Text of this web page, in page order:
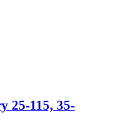
25-115, 35-